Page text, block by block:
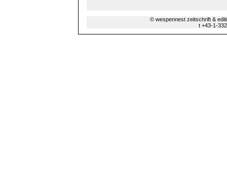
© wespennest zeitschrift &
t +43-1-